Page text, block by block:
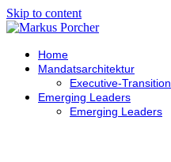
Skip to content
Home
Mandatsarchitektur
Executive-Transition
Emerging Leaders
Emerging Leaders